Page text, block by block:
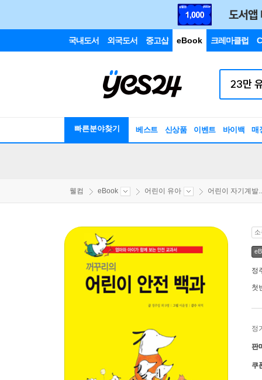
국내도서 외국도서 중고샵 eBook 크레마클럽
빠른분야찾기 베스트 신상품 이벤트 바이백 매
웰컴 eBook 어린이 유아 어린이 자기계발
정
첫
정
판
쿠